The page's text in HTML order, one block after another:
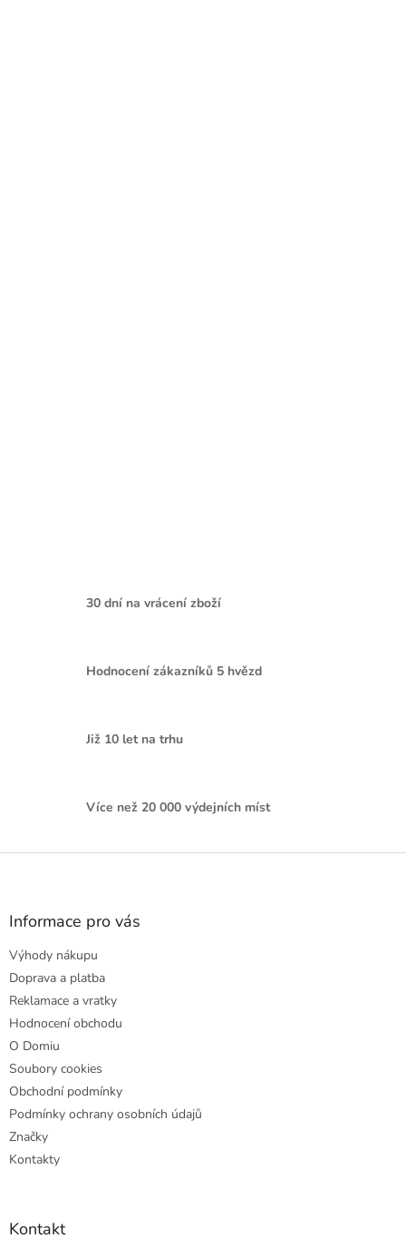
30 dní na vrácení zboží
Hodnocení zákazníků 5 hvězd
Již 10 let na trhu
Více než 20 000 výdejních míst
Z
Informace pro vás
Výhody nákupu
Doprava a platba
Reklamace a vratky
Hodnocení obchodu
O Domiu
Soubory cookies
Obchodní podmínky
Podmínky ochrany osobních údajů
Značky
Kontakty
Kontakt